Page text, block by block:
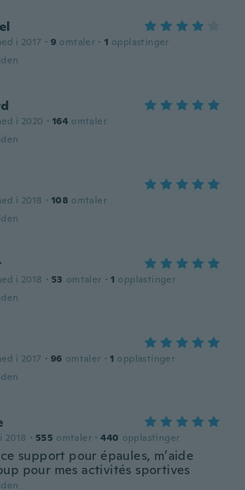
i 2017 · 9 omtaler · 1 opplastinger
i 2020 · 164 omtaler
i 2018 · 108 omtaler
i 2018 · 53 omtaler · 1 opplastinger
i 2017 · 96 omtaler · 1 opplastinger
2018 · 555 omtaler · 440 opplastinger
ce support pour épaules, m’aide
pour mes activités sportives